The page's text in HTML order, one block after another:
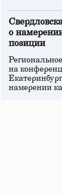
о
позиции
на
намерении